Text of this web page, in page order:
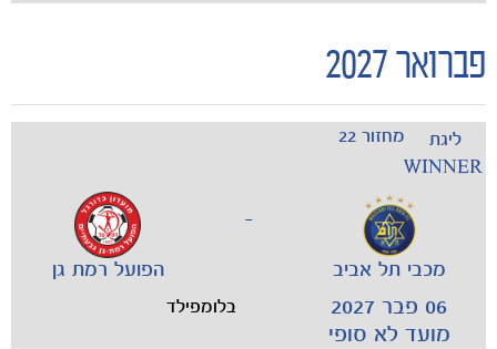
פברואר 2027
ליגת
WINNER
מחזור 22
מכבי תל אביב
-
הפועל רמת גן
06 פבר 2027 בלומפילד
מועד לא סופי